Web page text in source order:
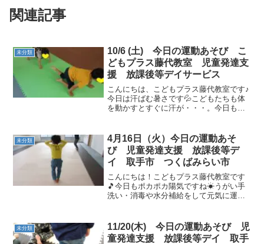
関連記事
未分類
10/6 (土) 今日の運動あそび こ
どもプラス藤代教室 児童発達支
援 放課後等デイサービス
こんにちは、こどもプラス藤代教室です♪
今日は汗ばむ暑さです💦こどもたちも体
を動かすとすぐに汗が・・・。今日も運
ト運動 フープでカンガルーとグーパージ
ャンプ♪跳び箱登り...
未分類
4月16日（火）今日の運動あそ
び 児童発達支援 放課後等デ
イ 取手市 つくばみらい市
こんにちは！こどもプラス藤代教室です
🎵今日もポカポカ陽気ですね☀うがい手
洗い・消毒や水分補給をして元気に運動
ニ・ペンギンに変身して「よーいド
ン！」 水分補給タイム(^^...
未分類
11/20(木) 今日の運動あそび 児
童発達支援 放課後等デイ 取手